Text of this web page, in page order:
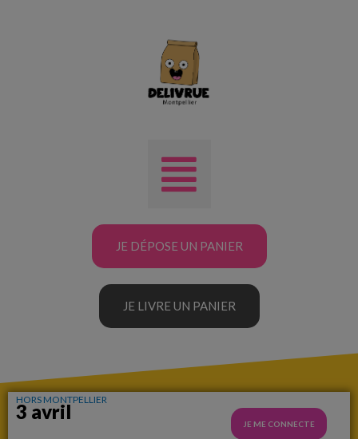
JE DÉPOSE UN PANIER
JE LIVRE UN PANIER
HORS MONTPELLIER
3 avril
JE ME CONNECTE